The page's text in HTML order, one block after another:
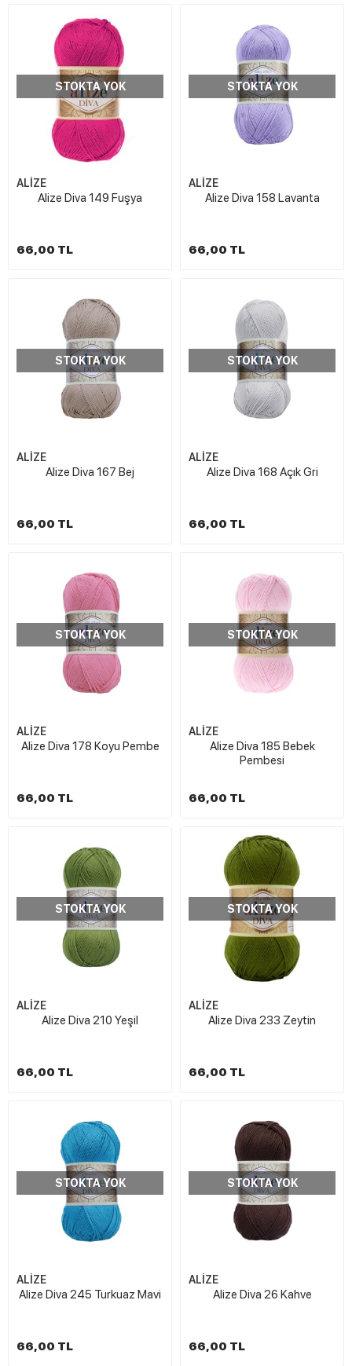
STOKTA YOK
ALİZE
Alize Diva 149 Fuşya
66,00 TL
STOKTA YOK
ALİZE
Alize Diva 158 Lavanta
66,00 TL
STOKTA YOK
ALİZE
Alize Diva 167 Bej
66,00 TL
STOKTA YOK
ALİZE
Alize Diva 168 Açık Gri
66,00 TL
STOKTA YOK
ALİZE
Alize Diva 178 Koyu Pembe
66,00 TL
STOKTA YOK
ALİZE
Alize Diva 185 Bebek
Pembesi
66,00 TL
STOKTA YOK
ALİZE
Alize Diva 210 Yeşil
66,00 TL
STOKTA YOK
ALİZE
Alize Diva 233 Zeytin
66,00 TL
STOKTA YOK
ALİZE
Alize Diva 245 Turkuaz Mavi
66,00 TL
STOKTA YOK
ALİZE
Alize Diva 26 Kahve
66,00 TL